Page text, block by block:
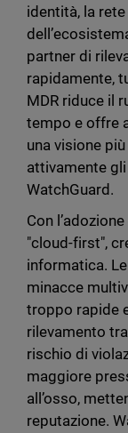
identità, la
partner di
rapidamente,
MDR riduce il
tempo e offre
una visione
attivamente
WatchGuard.
Con
"cloud-first",
informatica.
minacce
troppo rapide
rilevamento
rischio di
maggiore
all’osso,
reputazione.